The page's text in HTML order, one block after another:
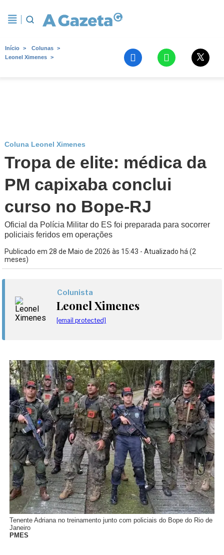
Início
Colunas
Leonel Ximenes
Coluna Leonel Ximenes
Tropa de elite: médica da
PM capixaba conclui
curso no Bope-RJ
Oficial da Polícia Militar do ES foi preparada para socorrer
policiais feridos em operações
Publicado em 28 de Maio de 2026 às 15:43 - Atualizado há (2
meses)
Colunista
Leonel Ximenes
[email protected]
Tenente Adriana no treinamento junto com policiais do Bope do Rio de
Janeiro
PMES